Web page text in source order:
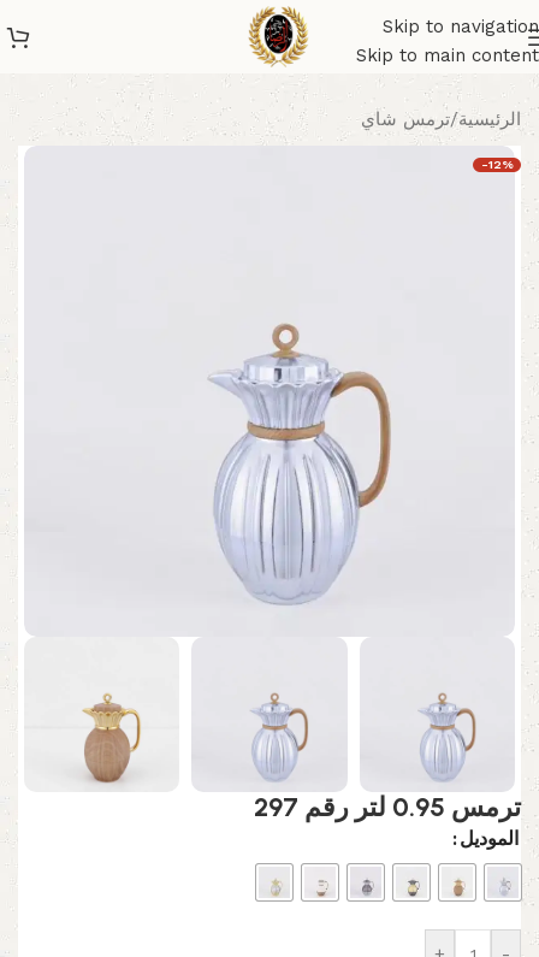
Skip to navigation
Skip to main content
الرئيسية/ترمس شاي
-12%
ترمس 0.95 لتر رقم 297
الموديل